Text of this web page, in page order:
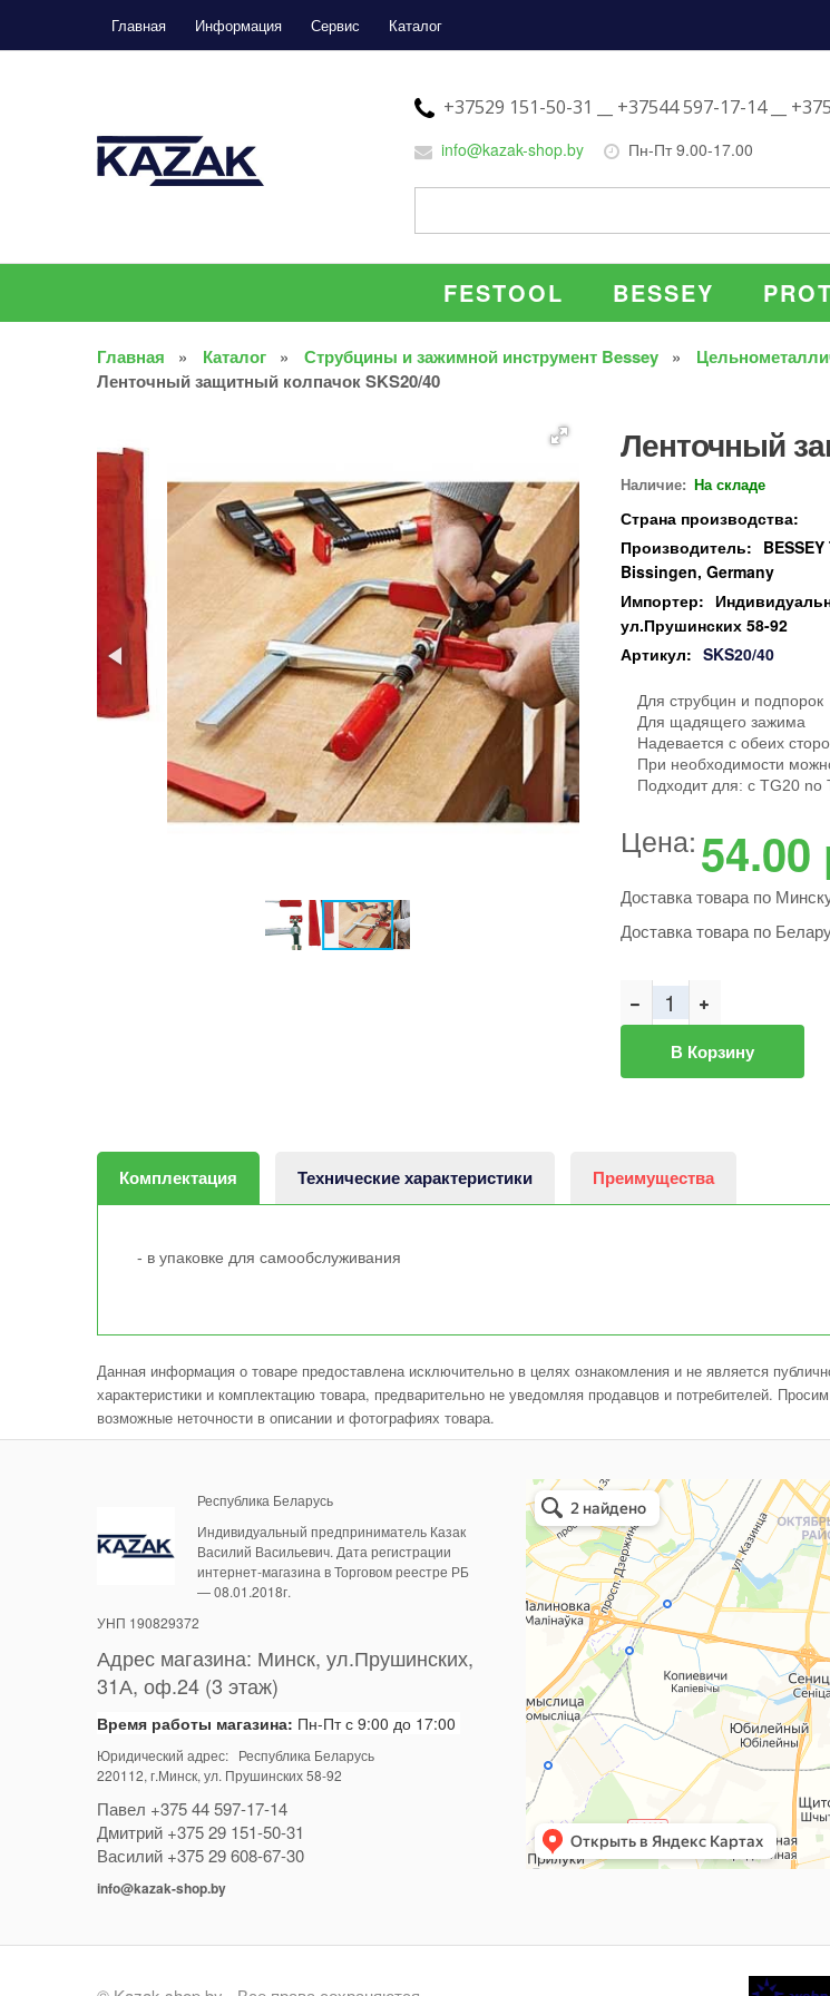
Главная Информация Сервис Каталог
+37529 151-50-31 __ +37544 597-17-14 __
info@kazak-shop.by Пн-Пт 9.00-17.00
FESTOOL BESSEY
Главная Каталог Струбцины и зажимной инструмент Bessey
Ленточный защитный колпачок SKS20/40
Ленточный
Наличие: На складе
Страна производства:
Производитель:
Bissingen, Germany
Импортер:
ул.Прушинских 58-92
Артикул: SKS20/40
Для струбцин и подпорок
Для щадящего зажима
Надевается с обеих
При необходимости
Подходит для: c TG20
Цена:54.00
Доставка товара по
Доставка товара по
В Корзину
Комплектация Технические характеристики Преимущества
- в упаковке для самообслуживания
Данная информация о товаре предоставлена исключительно в целях ознакомления и не является
характеристики и комплектацию товара, предварительно не уведомляя продавцов и потребителей.
возможные неточности в описании и фотографиях товара.
Республика Беларусь
Индивидуальный предприниматель Казак
Василий Васильевич. Дата регистрации
интернет-магазина в Торговом реестре РБ
— 08.01.2018г.
УНП 190829372
Адрес магазина: Минск, ул.Прушинских,
31А, оф.24 (3 этаж)
Время работы магазина: Пн-Пт с 9:00 до 17:00
Юридический адрес: Республика Беларусь
220112, г.Минск, ул. Прушинских 58-92
Павел +375 44 597-17-14
Дмитрий +375 29 151-50-31
Василий +375 29 608-67-30
info@kazak-shop.by